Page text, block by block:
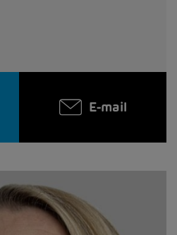
E-mail